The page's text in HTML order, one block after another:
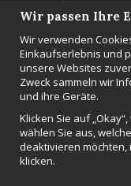
Wir passen Ihre
Wir verwenden
Einkaufserlebnis und
unsere Websites
Zweck sammeln wir
und ihre Geräte.
Klicken Sie auf
wählen Sie aus,
deaktivieren möchten,
klicken.